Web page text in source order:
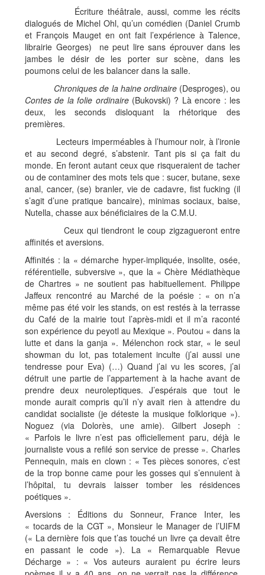
Écriture théâtrale, aussi, comme les récits
dialogués de Michel Ohl, qu’un comédien (Daniel Crumb
et François Mauget en ont fait l’expérience à Talence,
librairie Georges) ne peut lire sans éprouver dans les
jambes le désir de les porter sur scène, dans les
poumons celui de les balancer dans la salle.
Chroniques de la haine ordinaire(Desproges), ou
Contes de la folie ordinaire(Bukovski) ? Là encore : les
deux, les seconds disloquant la rhétorique des
premières.
Lecteurs imperméables à l’humour noir, à l’ironie
et au second degré, s’abstenir. Tant pis si ça fait du
monde. En feront autant ceux que risqueraient de tacher
ou de contaminer des mots tels que : sucer, butane, sexe
anal, cancer, (se) branler, vie de cadavre, fist fucking (il
s’agit d’une pratique bancaire), minimas sociaux, baise,
Nutella, chasse aux bénéficiaires de la C.M.U.
Ceux qui tiendront le coup zigzagueront entre
affinités et aversions.
Affinités : la « démarche hyper-impliquée, insolite, osée,
référentielle, subversive », que la « Chère Médiathèque
de Chartres » ne soutient pas habituellement. Philippe
Jaffeux rencontré au Marché de la poésie : « on n’a
même pas été voir les stands, on est restés à la terrasse
du Café de la mairie tout l’après-midi et il m’a raconté
son expérience du peyotl au Mexique ». Poutou « dans la
lutte et dans la ganja ». Mélenchon rock star, « le seul
showman du lot, pas totalement inculte (j’ai aussi une
tendresse pour Eva) (…) Quand j’ai vu les scores, j’ai
détruit une partie de l’appartement à la hache avant de
prendre deux neuroleptiques. J’espérais que tout le
monde aurait compris qu’il n’y avait rien à attendre du
candidat socialiste (je déteste la musique folklorique »).
Noguez (via Dolorès, une amie). Gilbert Joseph :
« Parfois le livre n’est pas officiellement paru, déjà le
journaliste vous a refilé son service de presse ». Charles
Pennequin, mais en clown : « Tes pièces sonores, c’est
de la trop bonne came pour les gosses qui s’ennuient à
l’hôpital, tu devrais laisser tomber les résidences
poétiques ».
Aversions : Éditions du Sonneur, France Inter, les
« tocards de la CGT », Monsieur le Manager de l’UIFM
(« La dernière fois que t’as touché un livre ça devait être
en passant le code »). La « Remarquable Revue
Décharge » : « Vos auteurs auraient pu écrire leurs